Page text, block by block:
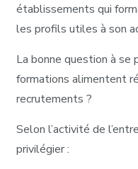
établissements qui
les profils utiles à son
La bonne question à
formations alimentent
recrutements ?
Selon l’activité de
privilégier :